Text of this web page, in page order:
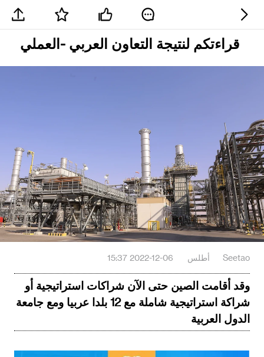
قراءتكم لنتيجة التعاون العربي -العملي
Seetao أطلس 2022-12-06 15:37
وقد أقامت الصين حتى الآن شراكات استراتيجية أو
شراكة استراتيجية شاملة مع 12 بلدا عربيا ومع جامعة
الدول العربية